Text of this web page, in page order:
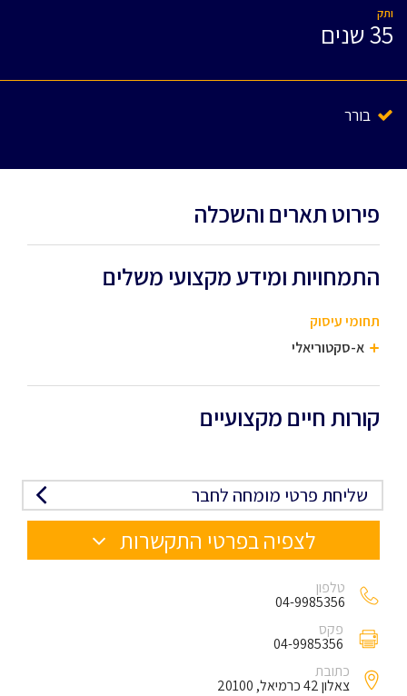
ותק
35 שנים
בורר
פירוט תארים והשכלה
התמחויות ומידע מקצועי משלים
תחומי עיסוק
א-סקטוריאלי
קורות חיים מקצועיים
שליחת פרטי מומחה לחבר
לצפיה בפרטי התקשרות
טלפון
04-9985356
פקס
04-9985356
כתובת
צאלון 42 כרמיאל, 20100